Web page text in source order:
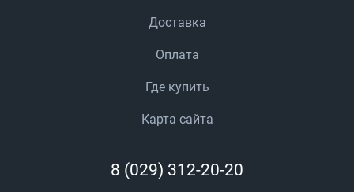
Доставка
Оплата
Где купить
Карта сайта
8 (029) 312-20-20